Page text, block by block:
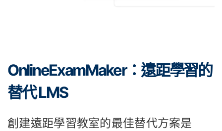
OnlineExamMaker：遠距學習的
替代 LMS
創建遠距學習教室的最佳替代方案是